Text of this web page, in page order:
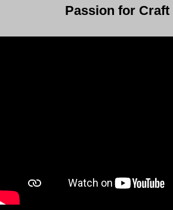
Passion for Craft